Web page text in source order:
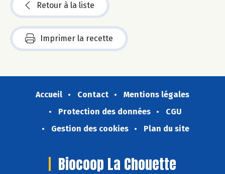
Retour à la liste
Imprimer la recette
Accueil Contact
Mentions légales
Protection des données
CGU
Gestion des cookies
Plan du site
Biocoop La Chouette